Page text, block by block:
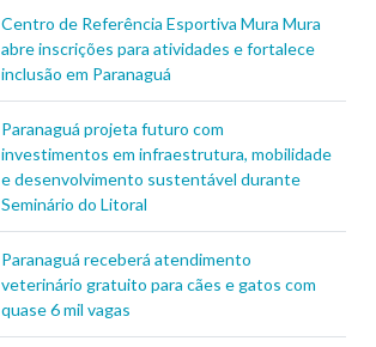
Centro de Referência Esportiva Mura Mura
abre inscrições para atividades e fortalece
inclusão em Paranaguá
Paranaguá projeta futuro com
investimentos em infraestrutura, mobilidade
e desenvolvimento sustentável durante
Seminário do Litoral
Paranaguá receberá atendimento
veterinário gratuito para cães e gatos com
quase 6 mil vagas